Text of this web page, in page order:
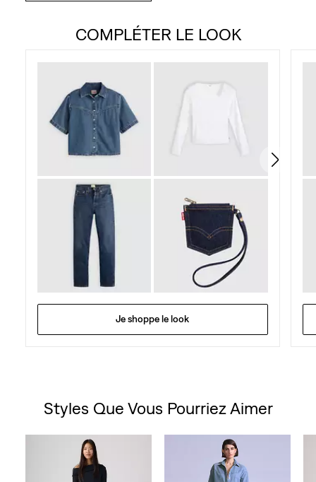
COMPLÉTER LE LOOK
Je shoppe le look
Styles Que Vous Pourriez Aimer